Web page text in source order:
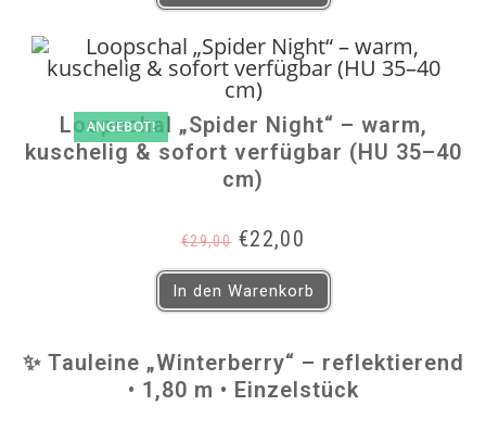
ANGEBOT!
Loopschal „Spider Night“ – warm,
kuschelig & sofort verfügbar (HU 35–40
cm)
€29,00 Ursprünglicher
Preis
war:
€29,00
€22,00
ist:
€22,00.
In den Warenkorb
✨ Tauleine „Winterberry“ – reflektierend
• 1,80 m • Einzelstück